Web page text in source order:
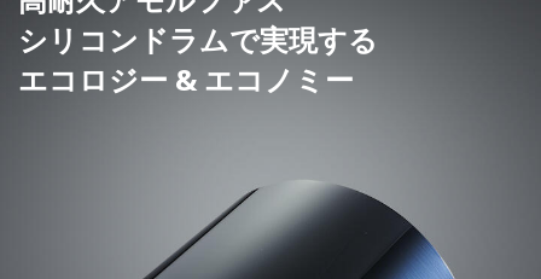
シリコンドラムで実現する
エコロジー & エコノミー